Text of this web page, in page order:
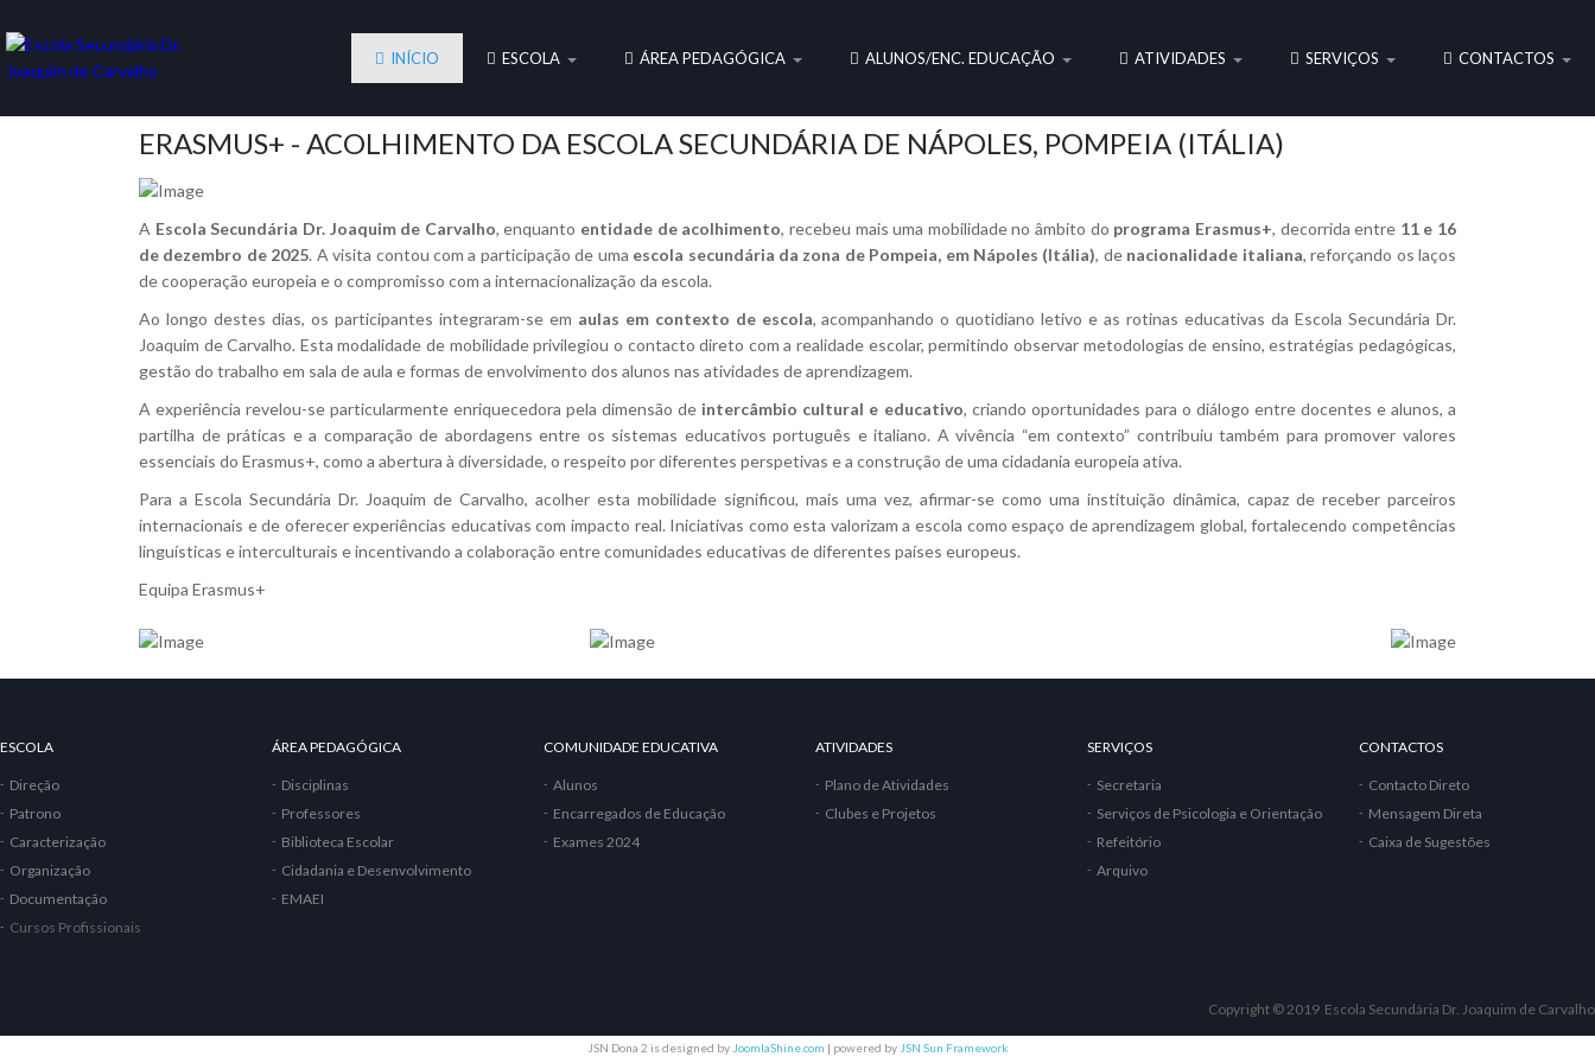
INÍCIO ESCOLA ÁREA PEDAGÓGICA ALUNOS/ENC. EDUCAÇÃO ATIVIDADES SERVIÇOS CONTACTOS
ERASMUS+ - ACOLHIMENTO DA ESCOLA SECUNDÁRIA DE NÁPOLES, POMPEIA (ITÁLIA)
A Escola Secundária Dr. Joaquim de Carvalho, enquanto entidade de acolhimento, recebeu mais uma mobilidade no âmbito do programa Erasmus+, decorrida entre 11 e 16
de dezembro de 2025. A visita contou com a participação de uma escola secundária da zona de Pompeia, em Nápoles (Itália), de nacionalidade italiana, reforçando os laços
de cooperação europeia e o compromisso com a internacionalização da escola.
Ao longo destes dias, os participantes integraram-se em aulas em contexto de escola, acompanhando o quotidiano letivo e as rotinas educativas da Escola Secundária Dr.
Joaquim de Carvalho. Esta modalidade de mobilidade privilegiou o contacto direto com a realidade escolar, permitindo observar metodologias de ensino, estratégias pedagógicas,
gestão do trabalho em sala de aula e formas de envolvimento dos alunos nas atividades de aprendizagem.
A experiência revelou-se particularmente enriquecedora pela dimensão de intercâmbio cultural e educativo, criando oportunidades para o diálogo entre docentes e alunos, a
partilha de práticas e a comparação de abordagens entre os sistemas educativos português e italiano. A vivência “em contexto” contribuiu também para promover valores
essenciais do Erasmus+, como a abertura à diversidade, o respeito por diferentes perspetivas e a construção de uma cidadania europeia ativa.
Para a Escola Secundária Dr. Joaquim de Carvalho, acolher esta mobilidade significou, mais uma vez, afirmar-se como uma instituição dinâmica, capaz de receber parceiros
internacionais e de oferecer experiências educativas com impacto real. Iniciativas como esta valorizam a escola como espaço de aprendizagem global, fortalecendo competências
linguísticas e interculturais e incentivando a colaboração entre comunidades educativas de diferentes países europeus.
Equipa Erasmus+
ESCOLA
Direção
Patrono
Caracterização
Organização
Documentação
Cursos Profissionais
ÁREA PEDAGÓGICA
Disciplinas
Professores
Biblioteca Escolar
Cidadania e Desenvolvimento
EMAEI
COMUNIDADE EDUCATIVA
Alunos
Encarregados de Educação
Exames 2024
ATIVIDADES
Plano de Atividades
Clubes e Projetos
SERVIÇOS
Secretaria
Serviços de Psicologia e Orientação
Refeitório
Arquivo
CONTACTOS
Contacto Direto
Mensagem Direta
Caixa de Sugestões
Copyright © 2019 Escola Secundária Dr. Joaquim de Carvalho
JSN Dona 2 is designed by JoomlaShine.com | powered by JSN Sun Framework